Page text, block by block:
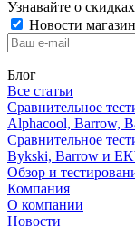
Узнавайте о
Новости
Блог
Все статьи
Сравнительное
Alphacool, Barrow,
Сравнительное
Bykski, Barrow и
Обзор и
Компания
О компании
Новости